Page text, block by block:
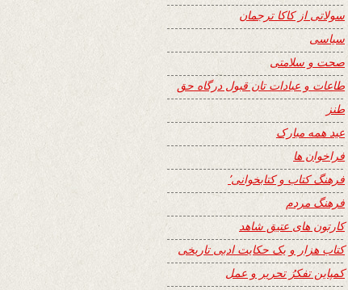
سولاتی از کاکا ترجمان
سیاسی
صحت و سلامتی
طاعات و عبادات تان قبول درگاه حق
طنز
عید همه مبارک
فراخوان ها
فرهنگ کتاب و کتابخوانی٬
فرهنگ مردم
کارتون های عتیق شاهد
کتاب هزار و یک حکایت ادبی تاریخی
کمپاین تفکرُ تحریر و عمل